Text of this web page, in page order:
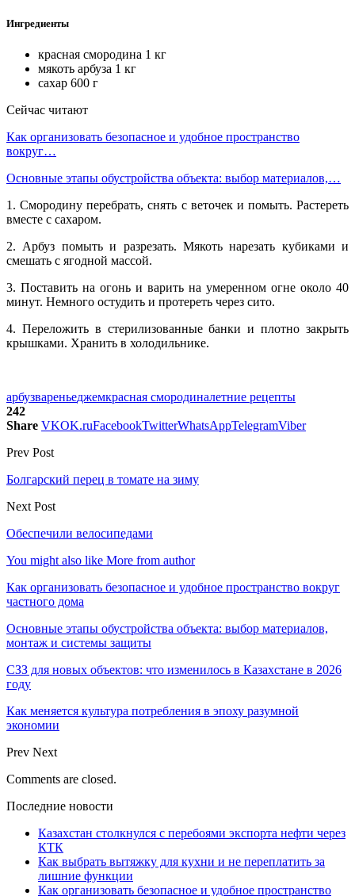
Ингредиенты
красная смородина 1 кг
мякоть арбуза 1 кг
сахар 600 г
Сейчас читают
Как организовать безопасное и удобное пространство
вокруг…
Основные этапы обустройства объекта: выбор материалов,…
1. Смородину перебрать, снять с веточек и помыть. Растереть
вместе с сахаром.
2. Арбуз помыть и разрезать. Мякоть нарезать кубиками и
смешать с ягодной массой.
3. Поставить на огонь и варить на умеренном огне около 40
минут. Немного остудить и протереть через сито.
4. Переложить в стерилизованные банки и плотно закрыть
крышками. Хранить в холодильнике.
арбузвареньеджемкрасная смородиналетние рецепты
242
Share VKOK.ruFacebookTwitterWhatsAppTelegramViber
Prev Post
Болгарский перец в томате на зиму
Next Post
Обеспечили велосипедами
You might also like More from author
Как организовать безопасное и удобное пространство вокруг
частного дома
Основные этапы обустройства объекта: выбор материалов,
монтаж и системы защиты
СЗЗ для новых объектов: что изменилось в Казахстане в 2026
году
Как меняется культура потребления в эпоху разумной
экономии
Prev Next
Comments are closed.
Последние новости
Казахстан столкнулся с перебоями экспорта нефти через
КТК
Как выбрать вытяжку для кухни и не переплатить за
лишние функции
Как организовать безопасное и удобное пространство